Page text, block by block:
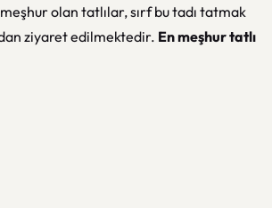
olan tatlılar, sırf bu tadı tatmak
ziyaret edilmektedir. En meşhur tatlı